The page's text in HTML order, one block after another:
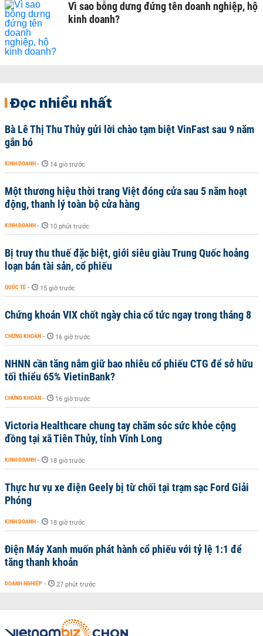
Vì sao bỗng dưng đứng tên doanh nghiệp, hộ
kinh doanh?
Đọc nhiều nhất
Bà Lê Thị Thu Thủy gửi lời chào tạm biệt VinFast sau 9 năm
gắn bó
KINH DOANH - 14 giờ trước
Một thương hiệu thời trang Việt đóng cửa sau 5 năm hoạt
động, thanh lý toàn bộ cửa hàng
KINH DOANH - 10 phút trước
Bị truy thu thuế đặc biệt, giới siêu giàu Trung Quốc hoảng
loạn bán tài sản, cổ phiếu
QUỐC TẾ - 15 giờ trước
Chứng khoán VIX chốt ngày chia cổ tức ngay trong tháng 8
CHỨNG KHOÁN - 16 giờ trước
NHNN cần tăng nắm giữ bao nhiêu cổ phiếu CTG để sở hữu
tối thiểu 65% VietinBank?
CHỨNG KHOÁN - 16 giờ trước
Victoria Healthcare chung tay chăm sóc sức khỏe cộng
đồng tại xã Tiên Thủy, tỉnh Vĩnh Long
KINH DOANH - 18 giờ trước
Thực hư vụ xe điện Geely bị từ chối tại trạm sạc Ford Giải
Phóng
KINH DOANH - 18 giờ trước
Điện Máy Xanh muốn phát hành cổ phiếu với tỷ lệ 1:1 để
tăng thanh khoản
DOANH NGHIỆP - 27 phút trước